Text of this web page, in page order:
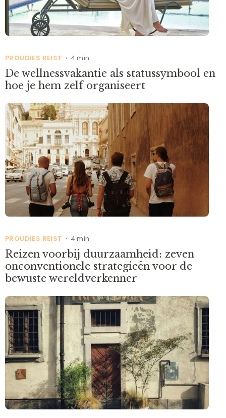
PROUDIES REIST • 4 min
De wellnessvakantie als statussymbool en
hoe je hem zelf organiseert
PROUDIES REIST • 4 min
Reizen voorbij duurzaamheid: zeven
onconventionele strategieën voor de
bewuste wereldverkenner